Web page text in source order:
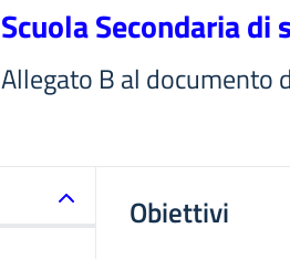
Scuola Secondaria di
Allegato B al documento
Obiettivi